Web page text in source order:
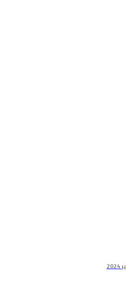
صحة